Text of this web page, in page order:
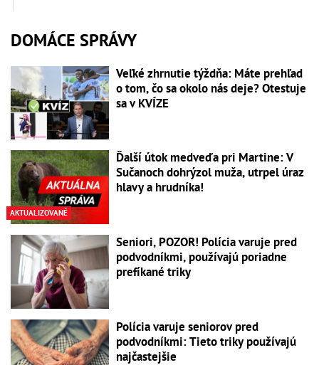
DOMÁCE SPRÁVY
Veľké zhrnutie týždňa: Máte prehľad
o tom, čo sa okolo nás deje? Otestuje
sa v KVÍZE
AKTUALIZOVANÉ
Ďalší útok medveďa pri Martine: V
Sučanoch dohrýzol muža, utrpel úraz
hlavy a hrudníka!
Seniori, POZOR! Polícia varuje pred
podvodníkmi, používajú poriadne
prefíkané triky
Polícia varuje seniorov pred
podvodníkmi: Tieto triky používajú
najčastejšie